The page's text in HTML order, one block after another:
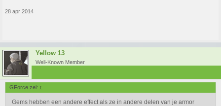
28 apr 2014
Yellow 13
Well-Known Member
GForce zei: ↑
Gems hebben een andere effect als ze in andere delen van je armor